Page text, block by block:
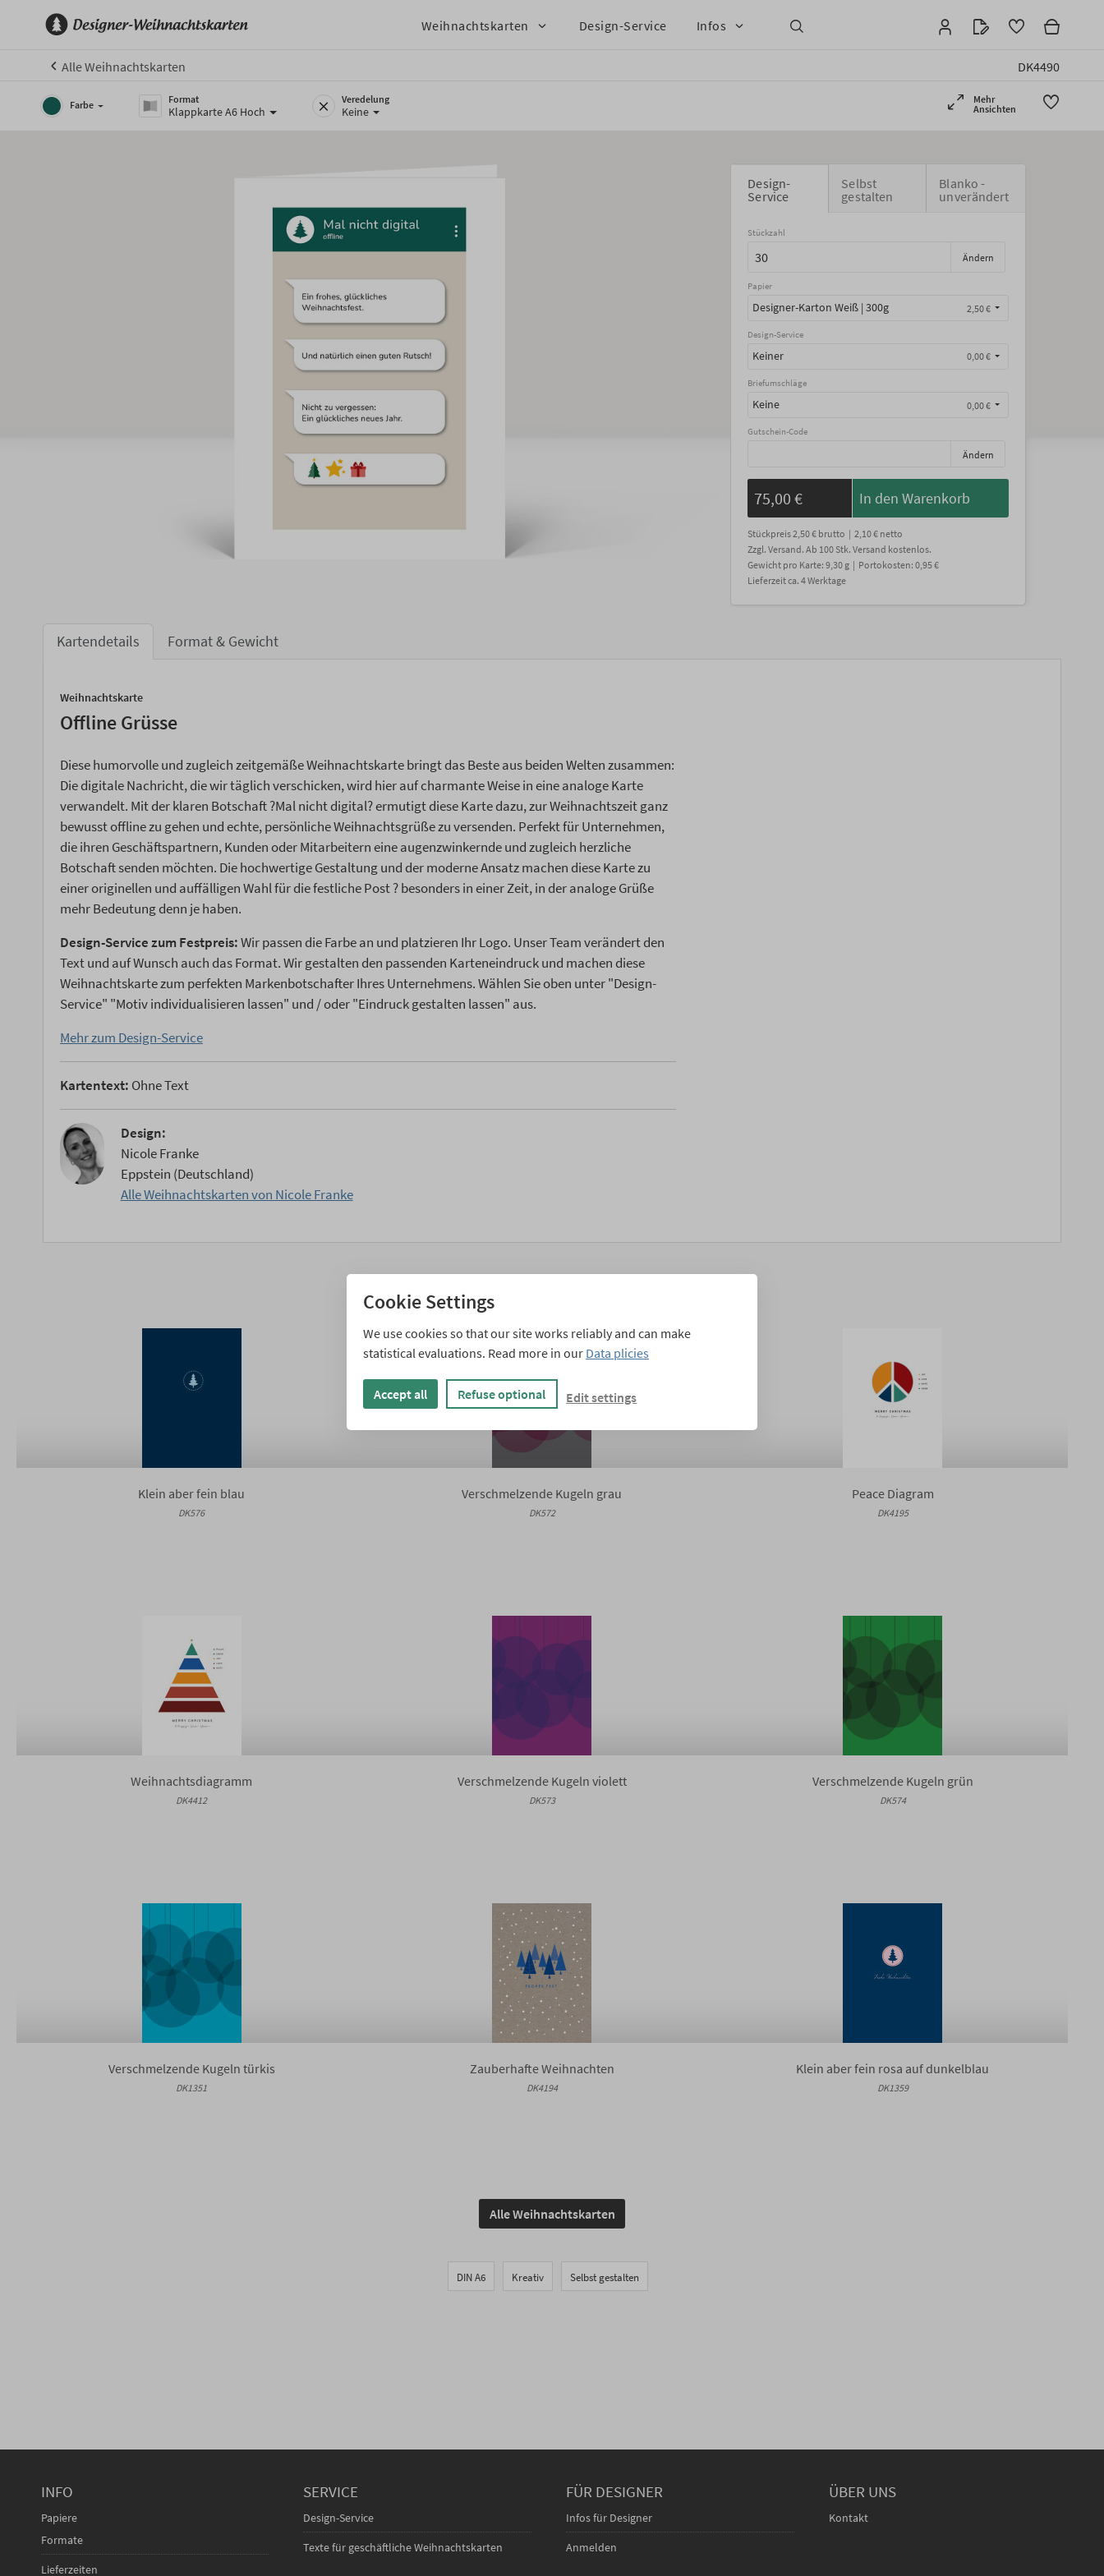
Weihnachtskarten Design-Service Infos
Alle Weihnachtskarten DK4490
Farbe
Format
Klappkarte A6 Hoch
Veredelung
Keine
Mehr
Ansichten
Design-
Service
Selbst
gestalten
Blanko -
unverändert
Stückzahl
Ändern
Papier
Designer-Karton Weiß | 300g 2,50 €
Design-Service
Keiner 0,00 €
Briefumschläge
Keine 0,00 €
Gutschein-Code
Ändern
75,00 € In den Warenkorb
Stückpreis2,50 € brutto |2,10 € netto
Zzgl. Versand. Ab 100 Stk. Versand kostenlos.
Gewicht pro Karte:9,30 g | Portokosten:0,95 €
Lieferzeitca.4Werktage
Kartendetails Format & Gewicht
Weihnachtskarte
Offline Grüsse
Diese humorvolle und zugleich zeitgemäße Weihnachtskarte bringt das Beste aus beiden Welten zusammen:
Die digitale Nachricht, die wir täglich verschicken, wird hier auf charmante Weise in eine analoge Karte
verwandelt. Mit der klaren Botschaft ?Mal nicht digital? ermutigt diese Karte dazu, zur Weihnachtszeit ganz
bewusst offline zu gehen und echte, persönliche Weihnachtsgrüße zu versenden. Perfekt für Unternehmen,
die ihren Geschäftspartnern, Kunden oder Mitarbeitern eine augenzwinkernde und zugleich herzliche
Botschaft senden möchten. Die hochwertige Gestaltung und der moderne Ansatz machen diese Karte zu
einer originellen und auffälligen Wahl für die festliche Post ? besonders in einer Zeit, in der analoge Grüße
mehr Bedeutung denn je haben.
Design-Service zum Festpreis:Wir passen die Farbe an und platzieren Ihr Logo. Unser Team verändert den
Text und auf Wunsch auch das Format. Wir gestalten den passenden Karteneindruck und machen diese
Weihnachtskarte zum perfekten Markenbotschafter Ihres Unternehmens. Wählen Sie oben unter "Design-
Service" "Motiv individualisieren lassen" und / oder "Eindruck gestalten lassen" aus.
Mehr zum Design-Service
Kartentext: Ohne Text
Design:
Nicole Franke
Eppstein (Deutschland)
Alle Weihnachtskarten von Nicole Franke
Klein aber fein blau
DK576
Verschmelzende Kugeln grau
DK572
Peace Diagram
DK4195
Weihnachtsdiagramm
DK4412
Verschmelzende Kugeln violett
DK573
Verschmelzende Kugeln grün
DK574
Verschmelzende Kugeln türkis
DK1351
Zauberhafte Weihnachten
DK4194
Klein aber fein rosa auf dunkelblau
DK1359
Alle Weihnachtskarten
DIN A6 Kreativ Selbst gestalten
INFO
Papiere
Formate
Lieferzeiten
SERVICE
Design-Service
Texte für geschäftliche Weihnachtskarten
FÜR DESIGNER
Infos für Designer
Anmelden
ÜBER UNS
Kontakt
Cookie Settings
We use cookies so that our site works reliably and can make
statistical evaluations. Read more in our Data plicies
Accept all Refuse optional Edit settings